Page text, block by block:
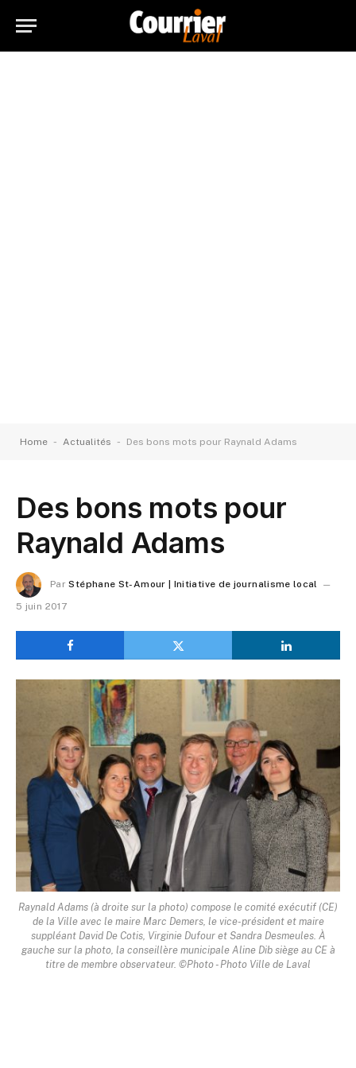
Home - Actualités - Des bons mots pour Raynald Adams
Des bons mots pour
Raynald Adams
Par Stéphane St-Amour | Initiative de journalisme local
5 juin 2017
Raynald Adams (à droite sur la photo) compose le comité exécutif (CE)
de la Ville avec le maire Marc Demers, le vice-président et maire
suppléant David De Cotis, Virginie Dufour et Sandra Desmeules. À
gauche sur la photo, la conseillère municipale Aline Dib siège au CE à
titre de membre observateur. ©Photo - Photo Ville de Laval